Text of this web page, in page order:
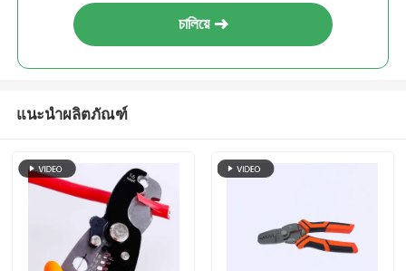
ผลิตภัณฑ์
ทัวร์โรงงาน
ควบคุมคุณภาพ
চালিয়ে
แนะนำผลิตภัณฑ์